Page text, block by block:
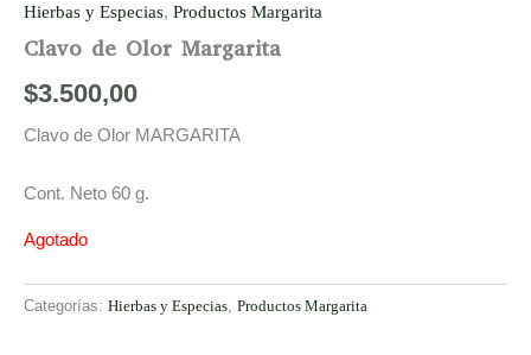
Hierbas y Especias, Productos Margarita
Clavo de Olor Margarita
$3.500,00
Clavo de Olor MARGARITA
Cont. Neto 60 g.
Agotado
Categorías: Hierbas y Especias, Productos Margarita